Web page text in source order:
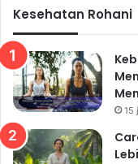
Kesehatan Rohani
15